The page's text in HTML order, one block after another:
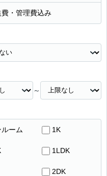
費・管理費込み
～
ルーム 1K
1LDK
2DK